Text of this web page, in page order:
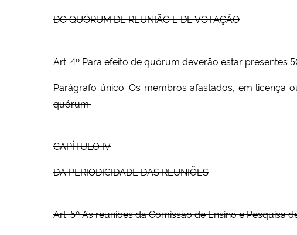
DO QUÓRUM DE REUNIÃO E DE VOTAÇÃO
Art. 4º Para efeito de quórum deverão estar presentes
Parágrafo único. Os membros afastados, em licença
quórum.
CAPÍTULO IV
DA PERIODICIDADE DAS REUNIÕES
Art. 5º As reuniões da Comissão de Ensino e Pesquisa